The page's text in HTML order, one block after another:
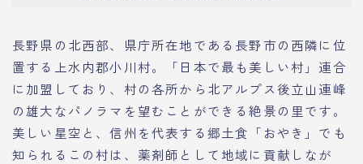
長野県の北西部、県庁所在地である長野市の西隣に位
置する上水内郡小川村。「日本で最も美しい村」連合
に加盟しており、村の各所から北アルプス後立山連峰
の雄大なパノラマを望むことができる絶景の里です。
美しい星空と、信州を代表する郷土食「おやき」でも
知られるこの村は、薬剤師として地域に貢献しなが